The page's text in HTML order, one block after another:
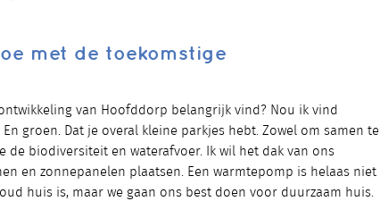
met de toekomstige
van Hoofddorp belangrijk vind? Nou ik vind
groen. Dat je overal kleine parkjes hebt. Zowel om samen te
de biodiversiteit en waterafvoer. Ik wil het dak van ons
en zonnepanelen plaatsen. Een warmtepomp is helaas niet
huis is, maar we gaan ons best doen voor duurzaam huis.